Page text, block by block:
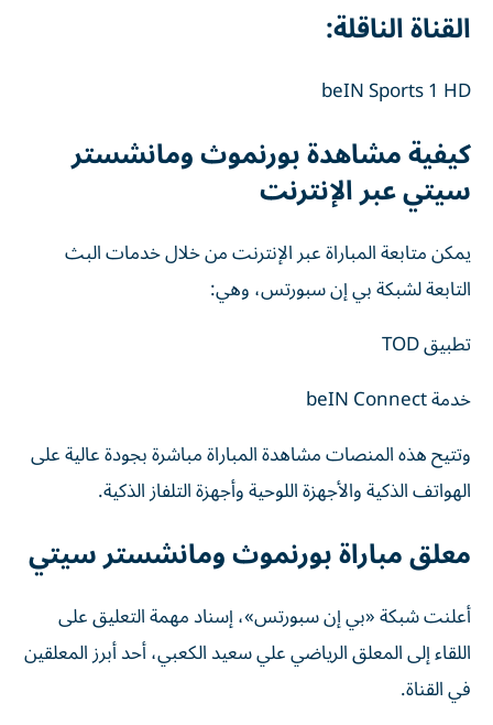
القناة الناقلة:
beIN Sports 1 HD
كيفية مشاهدة بورنموث ومانشستر
سيتي عبر الإنترنت
يمكن متابعة المباراة عبر الإنترنت من خلال خدمات البث
التابعة لشبكة بي إن سبورتس، وهي:
تطبيق TOD
خدمة beIN Connect
وتتيح هذه المنصات مشاهدة المباراة مباشرة بجودة عالية على
الهواتف الذكية والأجهزة اللوحية وأجهزة التلفاز الذكية.
معلق مباراة بورنموث ومانشستر سيتي
أعلنت شبكة «بي إن سبورتس»، إسناد مهمة التعليق على
اللقاء إلى المعلق الرياضي علي سعيد الكعبي، أحد أبرز المعلقين
في القناة.